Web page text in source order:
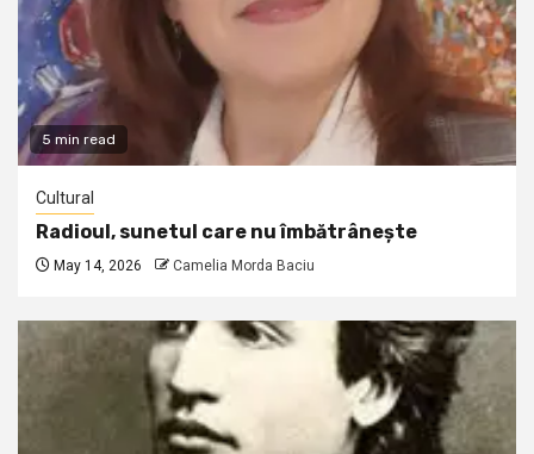
5 min read
Cultural
Radioul, sunetul care nu îmbătrânește
May 14, 2026 Camelia Morda Baciu